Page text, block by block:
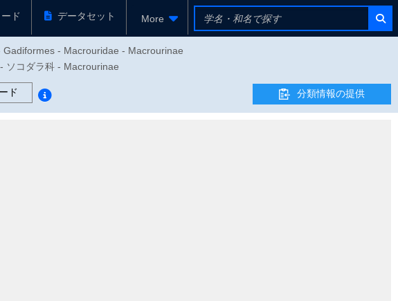
ド データセット More
- Macrouridae - Macrourinae
ソコダラ科 - Macrourinae
ド 分類情報の提供